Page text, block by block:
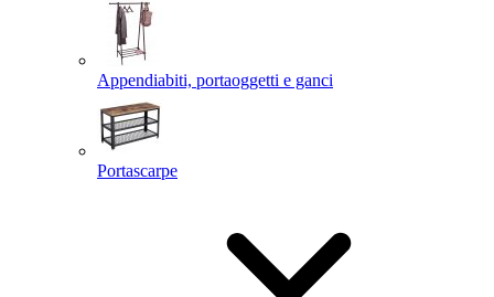
Appendiabiti, portaoggetti e ganci
Portascarpe